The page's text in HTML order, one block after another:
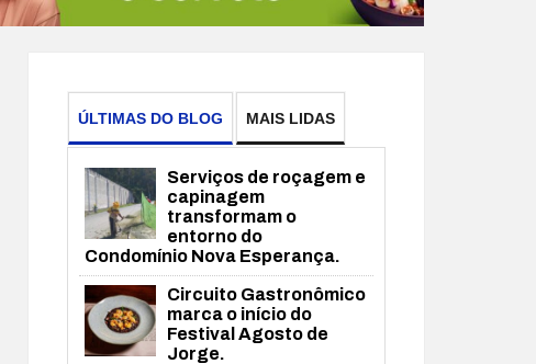
ÚLTIMAS DO BLOG MAIS LIDAS
Serviços de roçagem e
capinagem
transformam o
entorno do
Condomínio Nova Esperança.
Circuito Gastronômico
marca o início do
Festival Agosto de
Jorge.